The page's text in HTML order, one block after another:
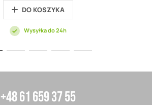
DO KOSZYKA
Wysyłka do 24h
+48 61 659 37 55